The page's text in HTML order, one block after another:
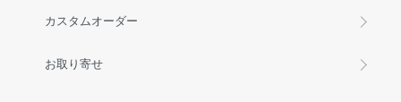
カスタムオーダー
お取り寄せ